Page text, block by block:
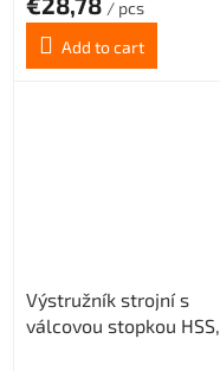
/ pcs
Add to cart
Výstružník strojní s
válcovou stopkou HSS,